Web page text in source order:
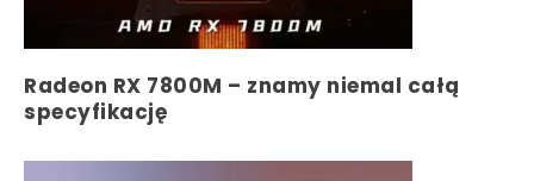
Radeon RX 7800M – znamy niemal całą
specyfikację